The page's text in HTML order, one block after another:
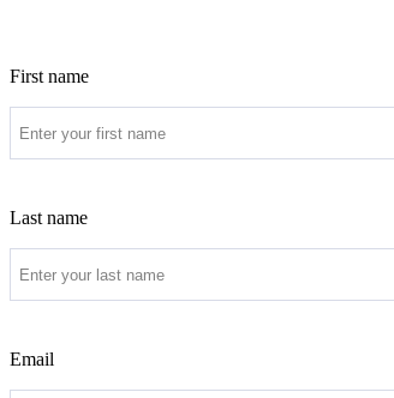
First name
Last name
Email